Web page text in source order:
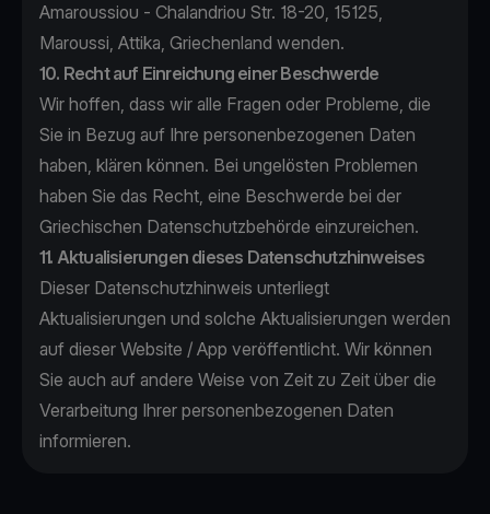
Amaroussiou - Chalandriou Str. 18-20, 15125,
Maroussi, Attika, Griechenland wenden.
10. Recht auf Einreichung einer Beschwerde
Wir hoffen, dass wir alle Fragen oder Probleme, die
Sie in Bezug auf Ihre personenbezogenen Daten
haben, klären können. Bei ungelösten Problemen
haben Sie das Recht, eine Beschwerde bei der
Griechischen Datenschutzbehörde einzureichen.
11. Aktualisierungen dieses Datenschutzhinweises
Dieser Datenschutzhinweis unterliegt
Aktualisierungen und solche Aktualisierungen werden
auf dieser Website / App veröffentlicht. Wir können
Sie auch auf andere Weise von Zeit zu Zeit über die
Verarbeitung Ihrer personenbezogenen Daten
informieren.